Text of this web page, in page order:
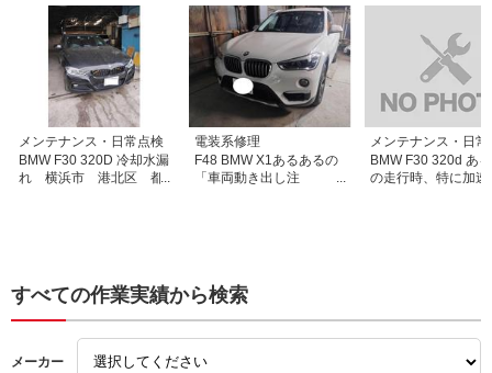
線で相談に乗ってくれる方
ですのでおすすめします。
メンテナンス・日常点検
BMW F30 320D 冷却水漏
れ 横浜市 港北区 都
電装系修理
F48 BMW X1あるあるの
「車両動き出し注
メンテナンス・日常
BMW F30 320d あ
の走行時、特に加速
すべての作業実績から検索
メーカー